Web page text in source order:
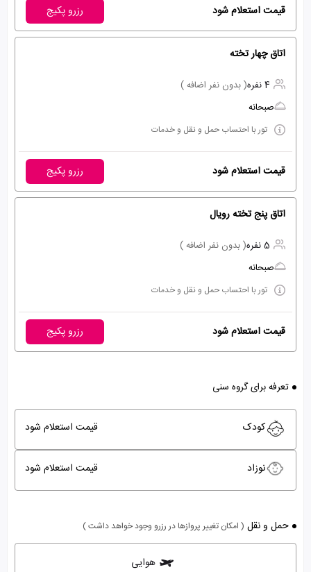
قیمت استعلام شود رزرو پکیج
اتاق چهار تخته
4 نفره
( بدون نفر اضافه )
صبحانه
تور با احتساب حمل و نقل و خدمات
قیمت استعلام شود رزرو پکیج
اتاق پنج تخته رویال
5 نفره
( بدون نفر اضافه )
صبحانه
تور با احتساب حمل و نقل و خدمات
قیمت استعلام شود رزرو پکیج
تعرفه برای گروه سنی
کودک قیمت استعلام شود
نوزاد قیمت استعلام شود
حمل و نقل ( امکان تغییر پروازها در رزرو وجود خواهد داشت )
هوایی